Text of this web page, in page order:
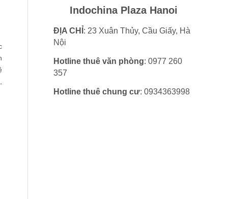
Indochina Plaza Hanoi
ĐỊA CHỈ : 23 Xuân Thủy, Cầu Giấy, Hà
Nội
Hotline thuê văn phòng: 0977 260
357
Hotline thuê chung cư: 0934363998